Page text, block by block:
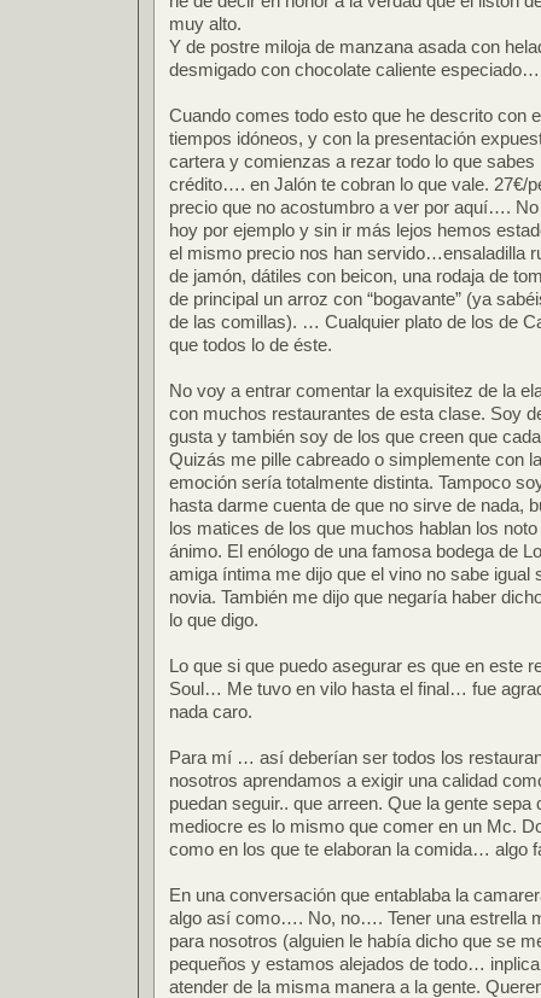
muy alto.
Y de postre miloja de manzana asada con
desmigado con chocolate caliente
Cuando comes todo esto que he descrito con
tiempos idóneos, y con la presentación
cartera y comienzas a rezar todo lo que sabes
crédito…. en Jalón te cobran lo que vale. 27€/
precio que no acostumbro a ver por aquí….
hoy por ejemplo y sin ir más lejos hemos
el mismo precio nos han servido…ensaladilla
de jamón, dátiles con beicon, una rodaja de
de principal un arroz con “bogavante” (ya
de las comillas). … Cualquier plato de los de
que todos lo de éste.
No voy a entrar comentar la exquisitez de la
con muchos restaurantes de esta clase. Soy
gusta y también soy de los que creen que
Quizás me pille cabreado o simplemente con
emoción sería totalmente distinta. Tampoco
hasta darme cuenta de que no sirve de nada,
los matices de los que muchos hablan los
ánimo. El enólogo de una famosa bodega de
amiga íntima me dijo que el vino no sabe igual
novia. También me dijo que negaría haber
lo que digo.
Lo que si que puedo asegurar es que en este
Soul… Me tuvo en vilo hasta el final… fue
nada caro.
Para mí … así deberían ser todos los
nosotros aprendamos a exigir una calidad
puedan seguir.. que arreen. Que la gente
mediocre es lo mismo que comer en un Mc.
como en los que te elaboran la comida… algo
En una conversación que entablaba la
algo así como…. No, no…. Tener una estrella
para nosotros (alguien le había dicho que se
pequeños y estamos alejados de todo…
atender de la misma manera a la gente.